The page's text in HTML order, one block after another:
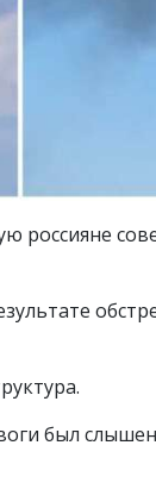
россияне
был